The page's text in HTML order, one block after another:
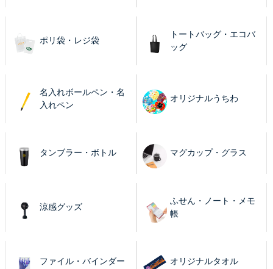
ポリ袋・レジ袋
トートバッグ・エコバ
ッグ
名入れボールペン・名
入れペン
オリジナルうちわ
タンブラー・ボトル マグカップ・グラス
涼感グッズ
ふせん・ノート・メモ
帳
ファイル・バインダー オリジナルタオル